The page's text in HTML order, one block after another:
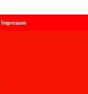
Impressum